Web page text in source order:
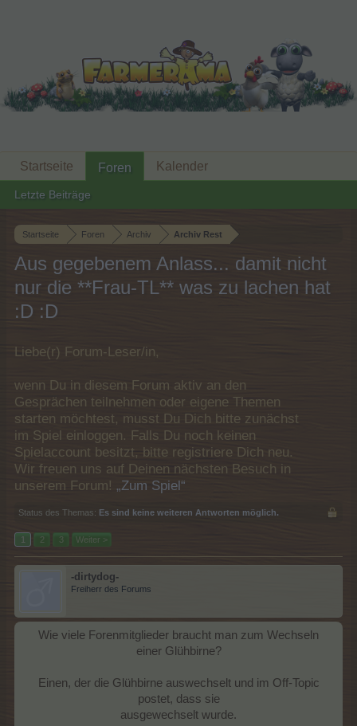
Startseite Foren Archiv Archiv Rest
Aus gegebenem Anlass... damit nicht
nur die **Frau-TL** was zu lachen hat
:D :D
Liebe(r) Forum-Leser/in,
wenn Du in diesem Forum aktiv an den
Gesprächen teilnehmen oder eigene Themen
starten möchtest, musst Du Dich bitte zunächst
im Spiel einloggen. Falls Du noch keinen
Spielaccount besitzt, bitte registriere Dich neu.
Wir freuen uns auf Deinen nächsten Besuch in
unserem Forum! „Zum Spiel“
Status des Themas: Es sind keine weiteren Antworten möglich.
1 2 3 Weiter >
-dirtydog-
Freiherr des Forums
Wie viele Forenmitglieder braucht man zum Wechseln
einer Glühbirne?
Einen, der die Glühbirne auswechselt und im Off-Topic
postet, dass sie
ausgewechselt wurde.
Startseite Foren
Letzte Beiträge
Kalender